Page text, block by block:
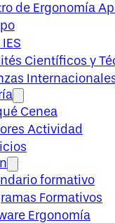
de Ergonomía
Científicos y
Cenea
Actividad
formativo
Formativos
Ergonomía